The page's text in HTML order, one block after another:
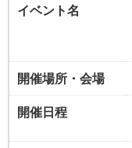
イベント名
開催場所・会場
開催日程